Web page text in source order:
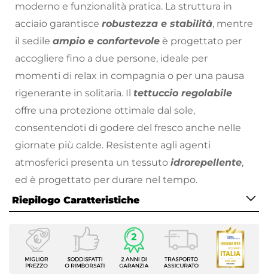
moderno e funzionalità pratica. La struttura in
acciaio garantisce robustezza e stabilità, mentre
il sedile ampio e confortevole è progettato per
accogliere fino a due persone, ideale per
momenti di relax in compagnia o per una pausa
rigenerante in solitaria. Il tettuccio regolabile
offre una protezione ottimale dal sole,
consentendoti di godere del fresco anche nelle
giornate più calde. Resistente agli agenti
atmosferici presenta un tessuto idrorepellente,
ed è progettato per durare nel tempo.
Lasciati cullare dal movimento dolce e rilassante
momento speciale!
Tutti i prodotti che vengono posizionati
Riepilogo Caratteristiche
Caratteristiche
Tipologia
Dondolo da giardino